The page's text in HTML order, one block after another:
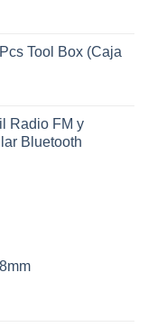
Tool Box (Caja
Radio FM y
Bluetooth